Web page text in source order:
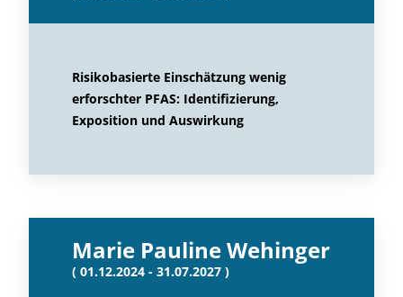
Risikobasierte Einschätzung wenig
erforschter PFAS: Identifizierung,
Exposition und Auswirkung
Marie Pauline Wehinger
( 01.12.2024 - 31.07.2027 )